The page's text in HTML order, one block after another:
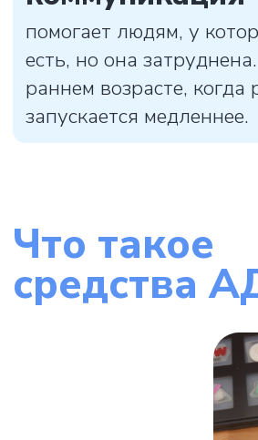
Могу ли
я общаться
с человеком,
использующим
Конечно, да! Важно
быть готовым к тому, что
на общение потребуется
больше времени, чем
в обычном разговоре.